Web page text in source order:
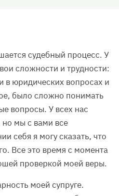
судебный процесс. У
сложности и трудности:
в юридических вопросах и
было сложно понимать
вопросы. У всех нас
но мы с вами все
себя я могу сказать, что
Все это время с момента
проверкой моей веры.
моей супруге.